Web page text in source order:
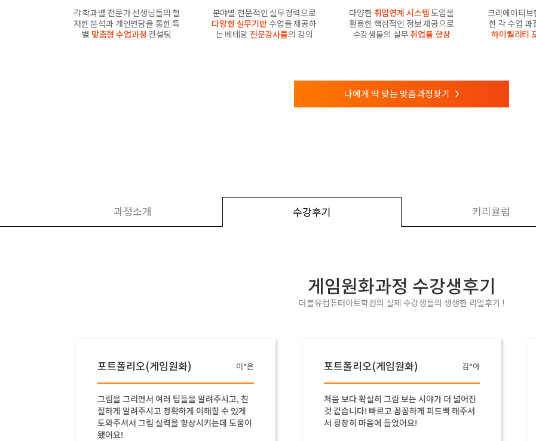
각 학과별 전문가 선생님들의 철
저한 분석과 개인면담을 통한 특
별 맞춤형 수업과정 컨설팅
분야별 전문적인 실무경력으로
다양한 실무기반수업을 제공하
는 베테랑 전문강사들의 강의
다양한 취업연계 시스템도입을
활용한 핵심적인 정보 제공으로
수강생들의 실무취업률 향상
크리에이티
한 각 수업 과
하이퀄리티
나에게 딱 맞는 맞춤과정찾기 >
과정소개 수강후기 커리큘럼
게임원화과정 수강생후기
더블유컴퓨터아트학원의 실제 수강생들의 생생한 리얼후기 !
포트폴리오(게임원화) 이*은
그림을 그리면서 여러 팁들을 알려주시고, 친
절하게 알려주시고 정확하게 이해할 수 있게
도와주셔서 그림 실력을 향상시키는데 도움이
됐어요!
포트폴리오(게임원화) 김*아
처음 보다 확실히 그림 보는 시야가 더 넓어진
것 같습니다! 빠르고 꼼꼼하게 피드백 해주셔
서 굉장히 마음에 들었어요!